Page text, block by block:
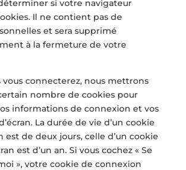
si votre navigateur
Il ne contient pas de
et sera supprimé
à la fermeture de votre
vous connecterez, nous mettrons
nombre de cookies pour
informations de connexion et vos
La durée de vie d’un cookie
est de deux jours, celle d’un cookie
est d’un an. Si vous cochez « Se
», votre cookie de connexion